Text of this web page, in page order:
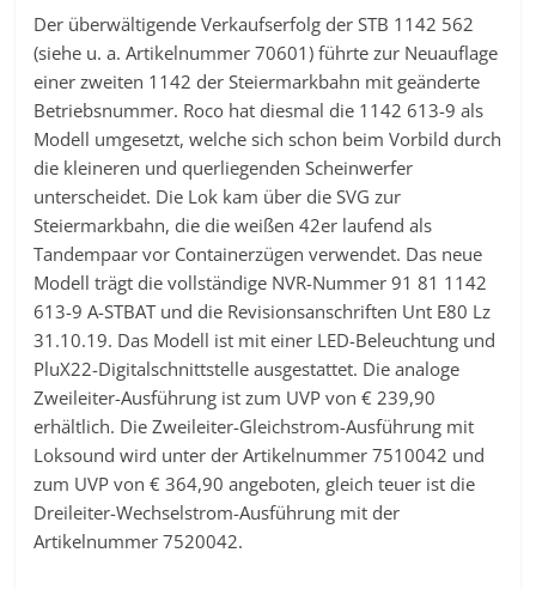
Der überwältigende Verkaufserfolg der STB 1142 562
(siehe u. a. Artikelnummer 70601) führte zur Neuauflage
einer zweiten 1142 der Steiermarkbahn mit geänderte
Betriebsnummer. Roco hat diesmal die 1142 613-9 als
Modell umgesetzt, welche sich schon beim Vorbild durch
die kleineren und querliegenden Scheinwerfer
unterscheidet. Die Lok kam über die SVG zur
Steiermarkbahn, die die weißen 42er laufend als
Tandempaar vor Containerzügen verwendet. Das neue
Modell trägt die vollständige NVR-Nummer 91 81 1142
613-9 A-STBAT und die Revisionsanschriften Unt E80 Lz
31.10.19. Das Modell ist mit einer LED-Beleuchtung und
PluX22-Digitalschnittstelle ausgestattet. Die analoge
Zweileiter-Ausführung ist zum UVP von € 239,90
erhältlich. Die Zweileiter-Gleichstrom-Ausführung mit
Loksound wird unter der Artikelnummer 7510042 und
zum UVP von € 364,90 angeboten, gleich teuer ist die
Dreileiter-Wechselstrom-Ausführung mit der
Artikelnummer 7520042.